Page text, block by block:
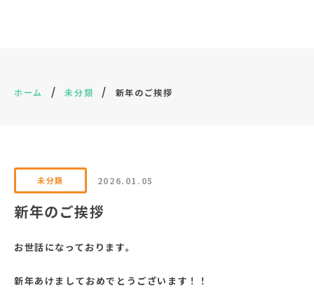
ホーム / 未分類 / 新年のご挨拶
未分類 2026.01.05
新年のご挨拶
お世話になっております。
新年あけましておめでとうございます！！